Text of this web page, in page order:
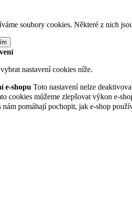
soubory cookies. Některé z nich
nastavení cookies níže.
e-shopu Toto nastavení nelze
cookies můžeme zlepšovat výkon e-
nám pomáhají pochopit, jak e-shop